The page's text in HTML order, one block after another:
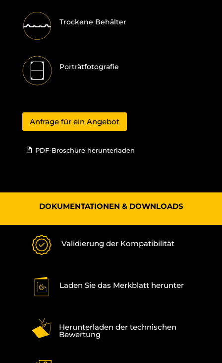
Trockene Behälter
Porträtfotografie
Anfrage für ein Angebot
PDF-Broschüre herunterladen
DOKUMENTATIONEN & DOWNLOADS
Validierung der Kompatibilität
Laden Sie das Merkblatt herunter
Herunterladen der technischen
Bewertung